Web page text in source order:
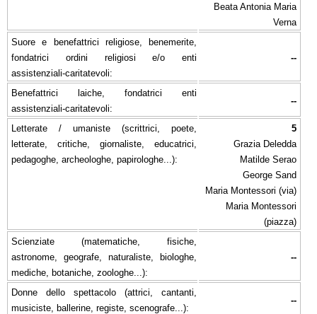
Beata Antonia Maria
Verna
Suore e benefattrici religiose, benemerite,
fondatrici ordini religiosi e/o enti
assistenziali-caritatevoli:
--
Benefattrici laiche, fondatrici enti
assistenziali-caritatevoli:
--
Letterate / umaniste (scrittrici, poete,
letterate, critiche, giornaliste, educatrici,
pedagoghe, archeologhe, papirologhe...):
5
Grazia Deledda
Matilde Serao
George Sand
Maria Montessori (via)
Maria Montessori
(piazza)
Scienziate (matematiche, fisiche,
astronome, geografe, naturaliste, biologhe,
mediche, botaniche, zoologhe...):
--
Donne dello spettacolo (attrici, cantanti,
musiciste, ballerine, registe, scenografe...):
--